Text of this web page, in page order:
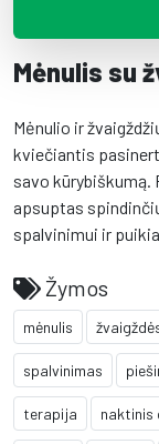
Mėnulis su
Mėnulio ir
kviečiantis
savo kūrybiškumą.
apsuptas
spalvinimui ir
Žymos
mėnulis
spalvinimas
terapija naktinis